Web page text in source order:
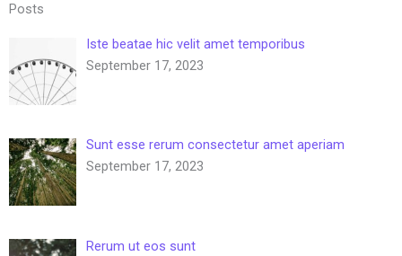
Posts
Iste beatae hic velit amet temporibus
September 17, 2023
Sunt esse rerum consectetur amet aperiam
September 17, 2023
Rerum ut eos sunt